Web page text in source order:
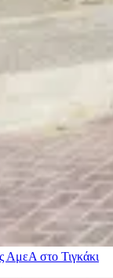
ΑμεΑ στο Τιγκάκι